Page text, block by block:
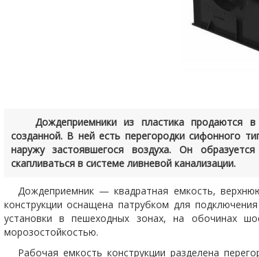
Дождеприемники из пластика продаются
созданной. В ней есть перегородки сифонного
наружу застоявшегося воздуха. Он
скапливаться в системе ливневой канализации.
Дождеприемник — квадратная емкость,
конструкции оснащена патрубком для
установки в пешеходных зонах, на обочинах
морозостойкостью.
Рабочая емкость конструкции разделена